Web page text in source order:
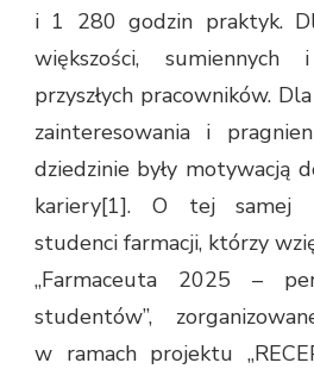
i 1 280 godzin praktyk.
większości, sumiennych
przyszłych pracowników.
zainteresowania i
dziedzinie były motywacją
kariery[1]. O tej samej
studenci farmacji, którzy
„Farmaceuta 2025 –
studentów”,
w ramach projektu